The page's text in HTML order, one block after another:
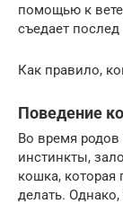
помощью к
съедает послед
Как правило,
Поведение
Во время родов
инстинкты,
кошка, которая
делать.